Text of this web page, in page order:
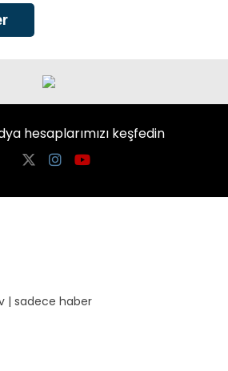
hesaplarımızı keşfedin